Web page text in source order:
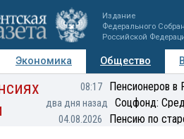
Издание
Федерального
Российской
Экономика Общество
Персоны Мнения Регионы
08:17 Пенсионеров в
два дня назад Соцфонд:
04.08.2026 Пенсию по